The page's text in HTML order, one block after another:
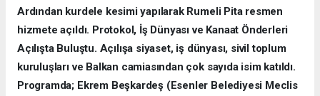
Ardından kurdele kesimi yapılarak Rumeli Pita resmen
hizmete açıldı. Protokol, İş Dünyası ve Kanaat Önderleri
Açılışta Buluştu. Açılışa siyaset, iş dünyası, sivil toplum
kuruluşları ve Balkan camiasından çok sayıda isim katıldı.
Programda; Ekrem Beşkardeş (Esenler Belediyesi Meclis